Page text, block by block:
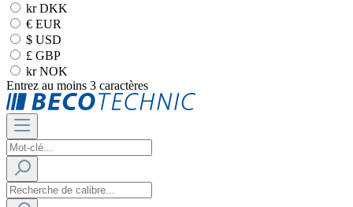
kr DKK
€ EUR
$ USD
£ GBP
kr NOK
Entrez au moins 3 caractères